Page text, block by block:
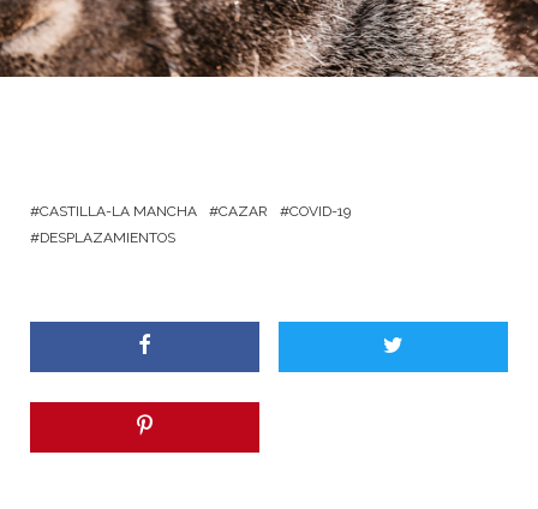
CASTILLA-LA MANCHA CAZAR
COVID-19
DESPLAZAMIENTOS